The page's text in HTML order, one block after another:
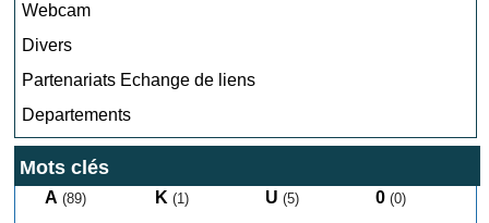
Webcam
Divers
Partenariats Echange de liens
Departements
Mots clés
A (89) K (1) U (5) 0 (0)